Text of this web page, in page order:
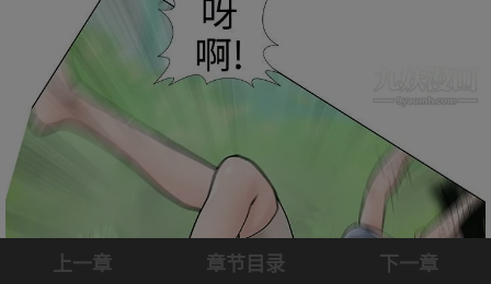
上一章 章节目录 下一章